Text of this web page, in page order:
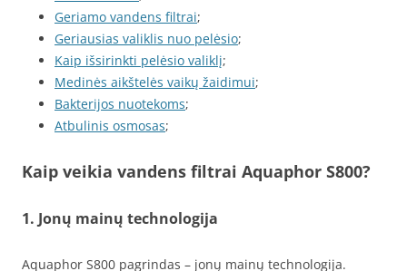
Geriamo vandens filtrai;
Geriausias valiklis nuo pelėsio;
Kaip išsirinkti pelėsio valiklį;
Medinės aikštelės vaikų žaidimui;
Bakterijos nuotekoms;
Atbulinis osmosas;
Kaip veikia vandens filtrai Aquaphor S800?
1. Jonų mainų technologija
Aquaphor S800 pagrindas – jonų mainų technologija.